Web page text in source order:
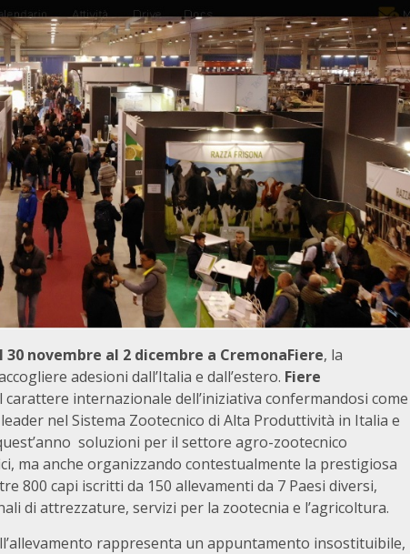
30 novembre al 2 dicembre a CremonaFiere, la
adesioni dall’Italia e dall’estero. Fiere
internazionale dell’iniziativa confermandosi come
nel Sistema Zootecnico di Alta Produttività in Italia e
soluzioni per il settore agro-zootecnico
ma anche organizzando contestualmente la prestigiosa
800 capi iscritti da 150 allevamenti da 7 Paesi diversi,
di attrezzature, servizi per la zootecnia e l’agricoltura.
rappresenta un appuntamento insostituibile,